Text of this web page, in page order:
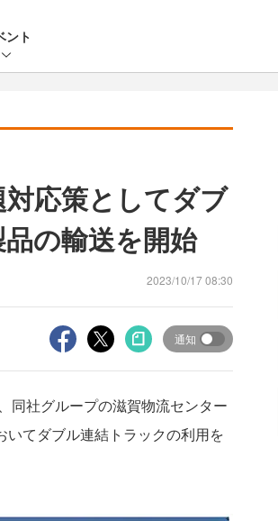
ント
応策としてダブ
の輸送を開始
2023/10/17 08:30
通知
同社グループの滋賀物流センター
いてダブル連結トラックの利用を